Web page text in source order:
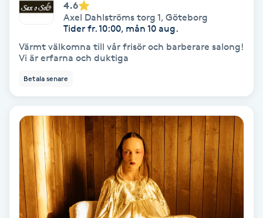
Hälsa
Hälsprickor
Idrottsmassage
IPL hårborttagning
IR-massage
4.6
Axel Dahlströms torg 1, Göteborg
Tider fr. 10:00, mån 10 aug.
Värmt välkomna till vår frisör och barberare salong!
Vi är erfarna och duktiga
Betala senare